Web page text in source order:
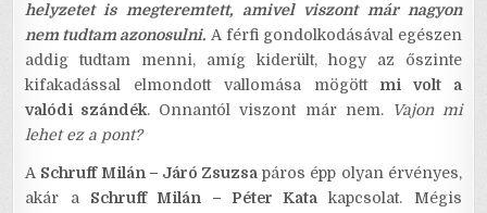
helyzetet is megteremtett, amivel viszont már nagyon
nem tudtam azonosulni. A férfi gondolkodásával egészen
addig tudtam menni, amíg kiderült, hogy az őszinte
kifakadással elmondott vallomása mögött mi volt a
valódi szándék. Onnantól viszont már nem.
Vajon mi
lehet ez a pont?
A Schruff Milán – Járó Zsuzsa páros épp olyan érvényes,
akár a Schruff Milán – Péter Kata kapcsolat. Mégis